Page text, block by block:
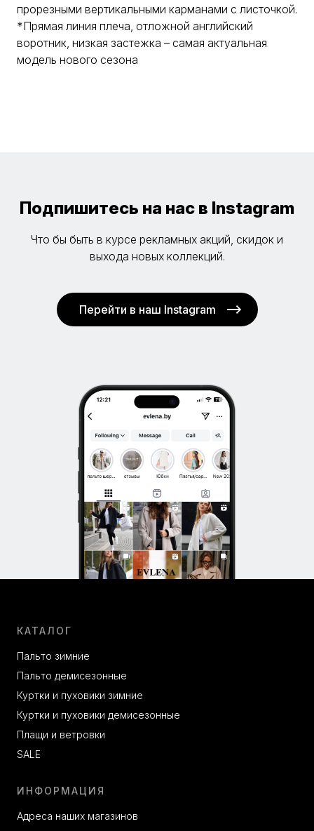
прорезными вертикальными карманами с листочкой.
*Прямая линия плеча, отложной английский
воротник, низкая застежка – самая актуальная
модель нового сезона
Подпишитесь на нас в Instagram
Что бы быть в курсе рекламных акций, скидок и
выхода новых коллекций.
Перейти в наш Instagram
КАТАЛОГ
Пальто зимние
Пальто демисезонные
Куртки и пуховики зимние
Куртки и пуховики демисезонные
Плащи и ветровки
SALE
ИНФОРМАЦИЯ
Адреса наших магазинов